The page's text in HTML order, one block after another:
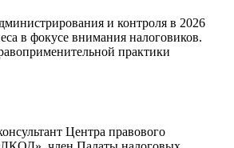
и контроля в 2026
в фокусе внимания налоговиков.
практики
Центра правового